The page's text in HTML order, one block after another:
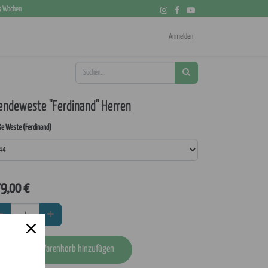
Wochen
Anmelden
"Ferdinand" Herren
Weste (Ferdinand)
€
In den Warenkorb hinzufügen